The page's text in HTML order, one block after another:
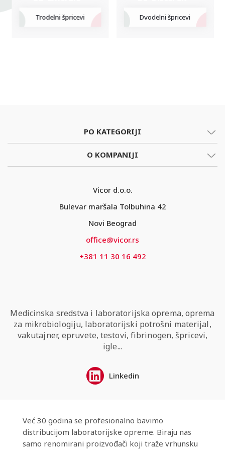
Trodelni špricevi Dvodelni špricevi
PO KATEGORIJI
O KOMPANIJI
Vicor d.o.o.
Bulevar maršala Tolbuhina 42
Novi Beograd
office@vicor.rs
+381 11 30 16 492
Medicinska sredstva i laboratorijska oprema, oprema
za mikrobiologiju, laboratorijski potrošni materijal,
vakutajner, epruvete, testovi, fibrinogen, špricevi,
igle...
Linkedin
Već 30 godina se profesionalno bavimo
distribucijom laboratorijske opreme. Biraju nas
samo renomirani proizvođači koji traže vrhunsku